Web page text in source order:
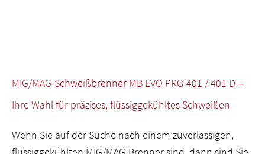
MIG/MAG-Schweißbrenner MB EVO PRO 401 / 401 D –
Ihre Wahl für präzises, flüssiggekühltes Schweißen
Wenn Sie auf der Suche nach einem zuverlässigen,